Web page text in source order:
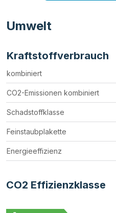
Umwelt
Kraftstoffverbrauch
kombiniert
CO2-Emissionen kombiniert
Schadstoffklasse
Feinstaubplakette
Energieeffizienz
CO2 Effizienzklasse